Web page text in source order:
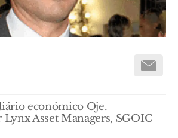
económico Oje.
Asset Managers, SGOIC